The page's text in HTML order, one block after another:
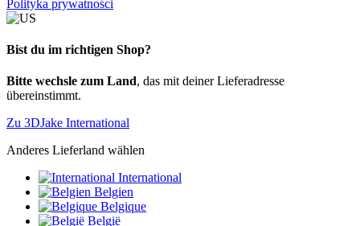
Polityka prywatności
Bist du im richtigen Shop?
Bitte wechsle zum Land, das mit deiner Lieferadresse
übereinstimmt.
Zu 3DJake International
Anderes Lieferland wählen
International
Belgien
Belgique
België